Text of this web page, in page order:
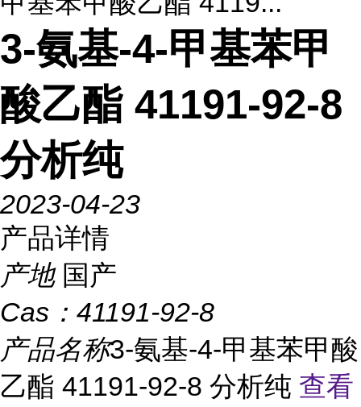
3-氨基-4-甲基苯甲
酸乙酯 41191-92-8
分析纯
2023-04-23
产品详情
产地 国产
Cas： 41191-92-8
产品名称3-氨基-4-甲基苯甲酸
乙酯 41191-92-8 分析纯 查看